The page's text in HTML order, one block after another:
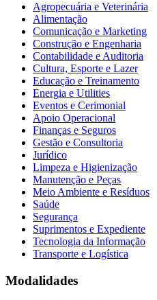
Agropecuária e Veterinária
Alimentação
Comunicação e Marketing
Construção e Engenharia
Contabilidade e Auditoria
Cultura, Esporte e Lazer
Educação e Treinamento
Energia e Utilities
Eventos e Cerimonial
Apoio Operacional
Finanças e Seguros
Gestão e Consultoria
Jurídico
Limpeza e Higienização
Manutenção e Peças
Meio Ambiente e Resíduos
Saúde
Segurança
Suprimentos e Expediente
Tecnologia da Informação
Transporte e Logística
Modalidades